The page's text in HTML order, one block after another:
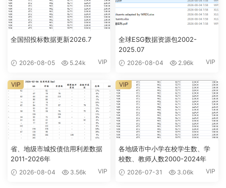
全国招投标数据更新2026.7
2026-08-05 5.24k VIP
全球ESG数据资源包2002-
2025.07
2026-08-04 2.96k VIP
省、地级市城投债信用利差数据
2011-2026年
2026-08-04 3.56k VIP
VIP
各地级市中小学在校学生数、学
校数、教师人数2000-2024年
2026-07-31 3.06k VIP
VIP